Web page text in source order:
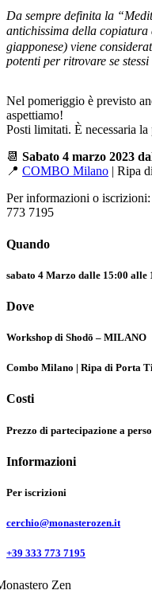
Da sempre definita la
antichissima della
giapponese) viene
potenti per ritrovare se
Nel pomeriggio è previsto
aspettiamo!
Posti limitati. È necessaria la
📆 Sabato 4 marzo 2023
📍 COMBO Milano | Ripa
Per informazioni o
773 7195
Quando
sabato 4 Marzo dalle 15:00 alle
Dove
Workshop di Shodō – MILANO
Combo Milano | Ripa di Porta
Costi
Prezzo di partecipazione a
Informazioni
Per iscrizioni
cerchio@monasterozen.it
+39 333 773 7195